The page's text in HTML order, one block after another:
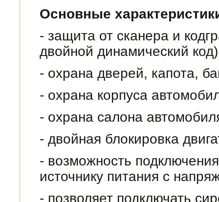
Основные
- защита от сканера и
двойной дина­мический
- охрана дверей, капота,
- охрана корпуса
- охрана салона
- двойная блокировка
- возможность
источнику питания с
- позволяет подключать